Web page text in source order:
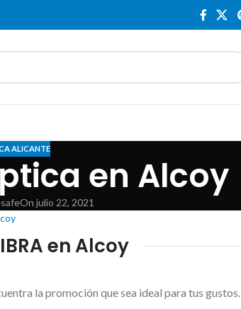
ALICANTE
en Alcoy
On julio 22, 2021
en Alcoy
la promoción que sea ideal para tus gustos.